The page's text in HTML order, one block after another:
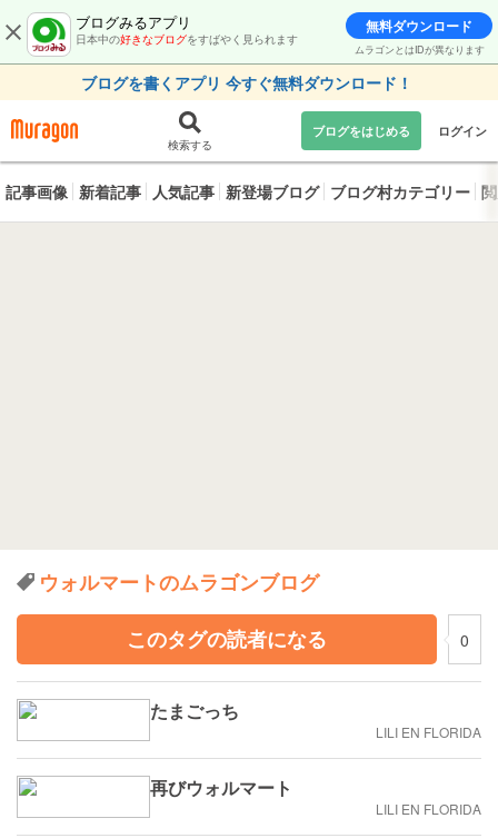
ブログみるアプリ
日本中の好きなブログをすばやく見られます
無料ダウンロード
ムラゴンとはIDが異なります
ブログを書くアプリ 今すぐ無料ダウンロード！
検索する
ブログをはじめる ログイン
記事画像 新着記事 人気記事 新登場ブログ ブログ村カテゴリー
ウォルマートのムラゴンブログ
このタグの読者になる
0
たまごっち
LILI EN FLORIDA
再びウォルマート
LILI EN FLORIDA